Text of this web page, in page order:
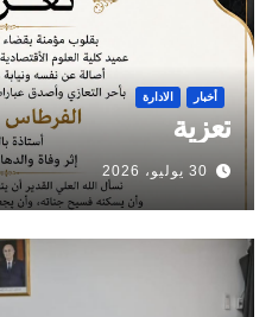
أخبار الادارة
تعزية
30 يوليو، 2026